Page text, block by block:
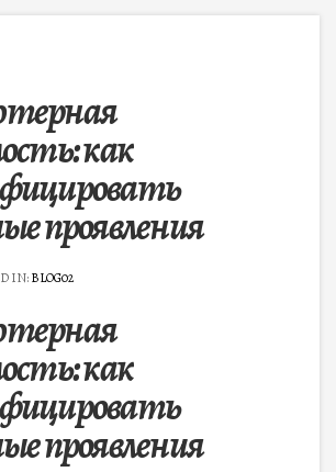
как
проявления
IN:BLOG02
как
проявления